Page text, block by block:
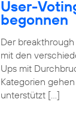
User-
begonnen
Der
mit den
Ups mit
Kategorien
unterstützt […]